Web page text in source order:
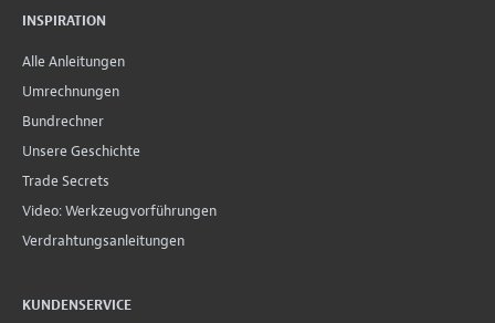
INSPIRATION
Alle Anleitungen
Umrechnungen
Bundrechner
Unsere Geschichte
Trade Secrets
Video: Werkzeugvorführungen
Verdrahtungsanleitungen
KUNDENSERVICE